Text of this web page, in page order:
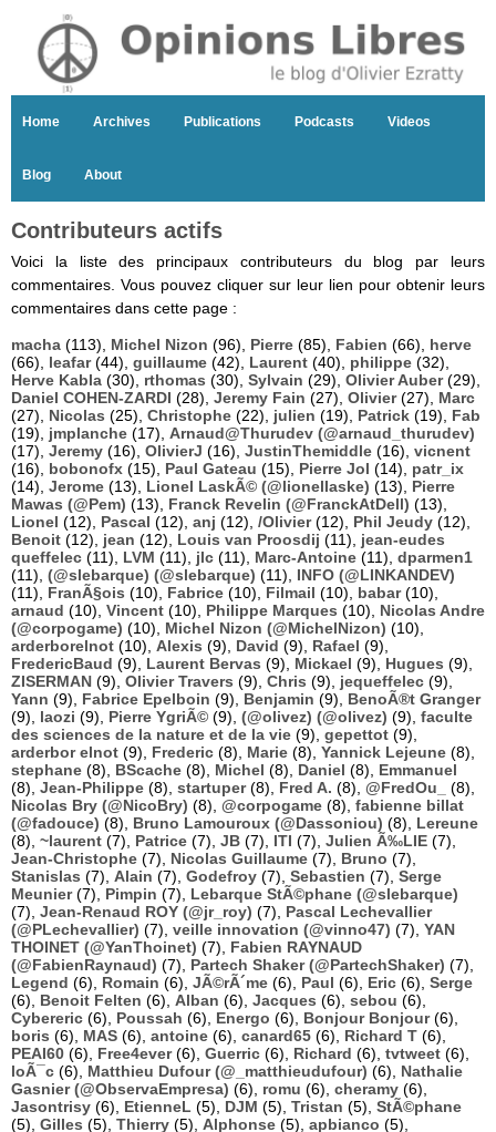
Home Archives Publications Podcasts Videos
Blog About
Contributeurs actifs
Voici la liste des principaux contributeurs du blog par leurs
commentaires. Vous pouvez cliquer sur leur lien pour obtenir leurs
commentaires dans cette page :
macha (113), Michel Nizon (96), Pierre (85), Fabien (66), herve
(66), leafar(44), guillaume (42), Laurent (40), philippe (32),
Herve Kabla (30), rthomas (30), Sylvain (29), Olivier Auber(29),
Daniel COHEN-ZARDI (28), Jeremy Fain (27), Olivier(27), Marc
(27), Nicolas (25), Christophe (22), julien (19), Patrick (19), Fab
(19), jmplanche (17), Arnaud@Thurudev (@arnaud_thurudev)
(17), Jeremy (16), OlivierJ (16), JustinThemiddle (16), vicnent
(16), bobonofx (15), Paul Gateau (15), Pierre Jol (14), patr_ix
(14), Jerome (13), Lionel LaskÃ© (@lionellaske) (13), Pierre
Mawas (@Pem) (13), Franck Revelin (@FranckAtDell) (13),
Lionel (12), Pascal (12), anj (12), /Olivier(12), Phil Jeudy (12),
Benoit (12), jean (12), Louis van Proosdij (11), jean-eudes
queffelec (11), LVM (11), jlc (11), Marc-Antoine (11), dparmen1
(11), (@slebarque) (@slebarque) (11), INFO (@LINKANDEV)
(11), FranÃ§ois (10), Fabrice (10), Filmail (10), babar(10),
arnaud (10), Vincent (10), Philippe Marques (10), Nicolas Andre
(@corpogame) (10), Michel Nizon (@MichelNizon) (10),
arderborelnot (10), Alexis (9), David (9), Rafael (9),
FredericBaud (9), Laurent Bervas (9), Mickael (9), Hugues (9),
ZISERMAN (9), Olivier Travers (9), Chris (9), jequeffelec (9),
Yann (9), Fabrice Epelboin (9), Benjamin (9), BenoÃ®t Granger
(9), laozi (9), Pierre YgriÃ© (9), (@olivez) (@olivez) (9), faculte
des sciences de la nature et de la vie (9), gepettot (9),
arderbor elnot (9), Frederic (8), Marie (8), Yannick Lejeune (8),
stephane (8), BScache (8), Michel (8), Daniel (8), Emmanuel
(8), Jean-Philippe (8), startuper(8), Fred A. (8), @FredOu_
(8),
Nicolas Bry (@NicoBry) (8), @corpogame (8), fabienne billat
(@fadouce) (8), Bruno Lamouroux (@Dassoniou) (8), Lereune
(8), ~laurent (7), Patrice (7), JB (7), ITI (7), Julien Ã‰LIE (7),
Jean-Christophe (7), Nicolas Guillaume (7), Bruno (7),
Stanislas (7), Alain (7), Godefroy (7), Sebastien (7), Serge
Meunier(7), Pimpin (7), Lebarque StÃ©phane (@slebarque)
(7), Jean-Renaud ROY (@jr_roy) (7), Pascal Lechevallier
(@PLechevallier) (7), veille innovation (@vinno47) (7), YAN
THOINET (@YanThoinet) (7), Fabien RAYNAUD
(@FabienRaynaud) (7), Partech Shaker (@PartechShaker) (7),
Legend (6), Romain (6), JÃ©rÃ´me (6), Paul (6), Eric (6), Serge
(6), Benoit Felten (6), Alban (6), Jacques (6), sebou (6),
Cybereric (6), Poussah (6), Energo (6), Bonjour Bonjour(6),
boris (6), MAS (6), antoine (6), canard65 (6), Richard T (6),
PEAI60 (6), Free4ever(6), Guerric (6), Richard (6), tvtweet (6),
loÃ¯c (6), Matthieu Dufour (@_matthieudufour) (6), Nathalie
Gasnier (@ObservaEmpresa) (6), romu (6), cheramy (6),
Jasontrisy (6), EtienneL (5), DJM (5), Tristan (5), StÃ©phane
(5), Gilles (5), Thierry (5), Alphonse (5), apbianco (5),